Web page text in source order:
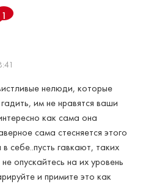
1
нелюди, которые
им не нравятся ваши
как сама она
сама стесняется этого
себе..пусть гавкают, таких
опускайтесь на их уровень
и примите это как